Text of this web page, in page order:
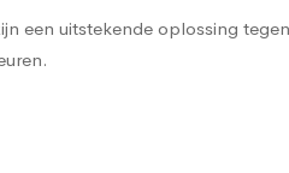
een uitstekende oplossing